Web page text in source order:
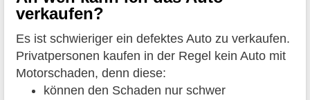
verkaufen?
Es ist schwieriger ein defektes Auto zu verkaufen.
Privatpersonen kaufen in der Regel kein Auto mit
Motorschaden, denn diese:
können den Schaden nur schwer